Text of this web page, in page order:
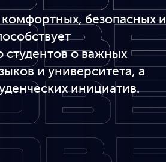
безопасных и
о важных
и университета, а
инициатив.